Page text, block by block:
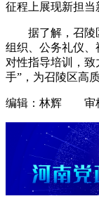
征程上展现新担当
据了解，召陵
组织、公务礼仪
对性指导培训，致
手”，为召陵区高
编辑：林辉 审